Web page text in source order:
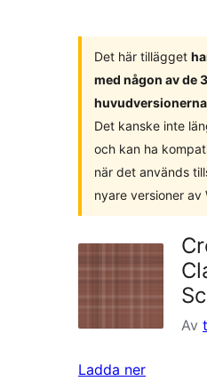
Det här tillägget
med någon av de
Det kanske inte
och kan ha
när det används
nyare versioner av
Av
Ladda ner